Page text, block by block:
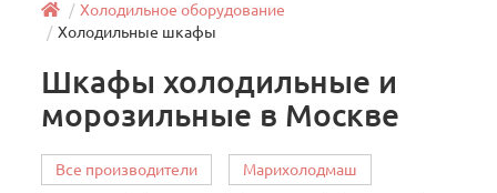
Холодильное оборудование
Холодильные шкафы
Шкафы холодильные и
морозильные в Москве
Все производители Марихолодмаш